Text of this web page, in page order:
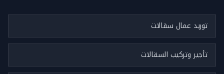
توريد عمال سقالات
تأجير وتركيب السقالات